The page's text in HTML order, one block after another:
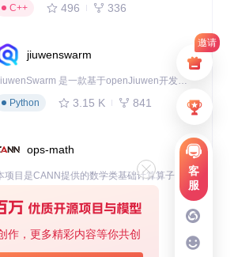
邀请
客
服
作，更多精彩内容等你共创
C++
496 336
jiuwenswarm
JiuwenSwarm 是一款基于openJiuwen开发的智能AI Agent，它能够将大语言模型的强大能力，通过你日常使用的各类通讯应用，直接延伸至你的指尖。
Python
3.15 K 841
ops-math
C++
deveco-code